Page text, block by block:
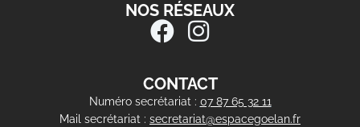
NOS RÉSEAUX
CONTACT
Numéro secrétariat : 07 87 65 32 11
Mail secrétariat : secretariat@espacegoelan.fr